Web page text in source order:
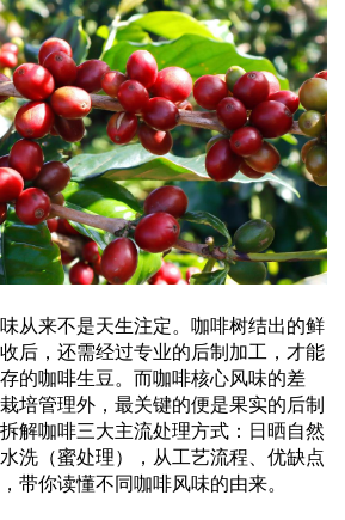
从来不是天生注定。咖啡树结出的鲜
后，还需经过专业的后制加工，才能
的咖啡生豆。而咖啡核心风味的差
培管理外，最关键的便是果实的后制
解咖啡三大主流处理方式： 日晒自然
洗（蜜处理），从工艺流程、优缺点
带你读懂不同咖啡风味的由来。